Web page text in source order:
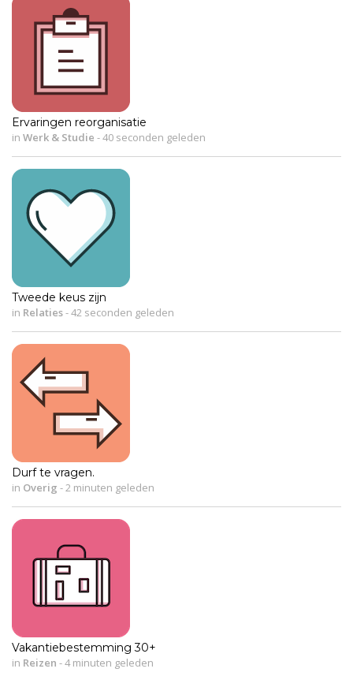
Ervaringen reorganisatie
in Werk & Studie -40 seconden geleden
Tweede keus zijn
in Relaties-42 seconden geleden
Durf te vragen.
in Overig -2 minuten geleden
Vakantiebestemming 30+
in Reizen -4 minuten geleden